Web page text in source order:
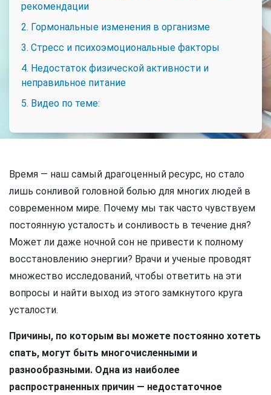
рекомендации
2. Гормональные изменения в организме
3. Стресс и психоэмоциональные факторы
4. Недостаток физической активности и
неправильное питание
5. Видео по теме:
Время — наш самый драгоценный ресурс, но стало
лишь сонливой головной болью для многих людей в
современном мире. Почему мы так часто чувствуем
постоянную усталость и сонливость в течение дня?
Может ли даже ночной сон не привести к полному
восстановлению энергии? Врачи и ученые проводят
множество исследований, чтобы ответить на эти
вопросы и найти выход из этого замкнутого круга
усталости.
Причины, по которым вы можете постоянно хотеть
спать, могут быть многочисленными и
разнообразными. Одна из наиболее
распространенных причин — недостаточное